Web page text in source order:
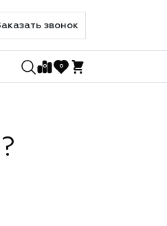
звонок
0 0